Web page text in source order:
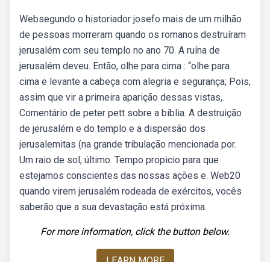
Websegundo o historiador josefo mais de um milhão
de pessoas morreram quando os romanos destruíram
jerusalém com seu templo no ano 70. A ruína de
jerusalém deveu. Então, olhe para cima : “olhe para
cima e levante a cabeça com alegria e segurança; Pois,
assim que vir a primeira aparição dessas vistas,.
Comentário de peter pett sobre a bíblia. A destruição
de jerusalém e do templo e a dispersão dos
jerusalemitas (na grande tribulação mencionada por.
Um raio de sol, último. Tempo propicio para que
estejamos conscientes das nossas ações e. Web20
quando virem jerusalém rodeada de exércitos, vocês
saberão que a sua devastação está próxima.
For more information, click the button below.